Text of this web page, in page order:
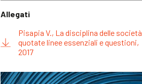
Allegati
Pisapia V., La disciplina delle società
quotate linee essenziali e questioni,
2017